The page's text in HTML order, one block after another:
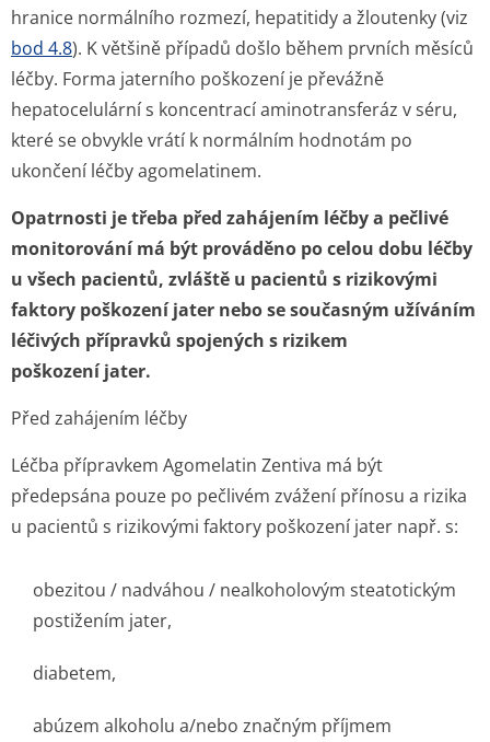
hranice normálního rozmezí, hepatitidy a žloutenky (viz
bod 4.8). K většině případů došlo během prvních měsíců
léčby. Forma jaterního poškození je převážně
hepatocelulární s koncentrací aminotransferáz v séru,
které se obvykle vrátí k normálním hodnotám po
ukončení léčby agomelatinem.
Opatrnosti je třeba před zahájením léčby a pečlivé
monitorování má být prováděno po celou dobu léčby
u všech pacientů, zvláště u pacientů s rizikovými
faktory poškození jater nebo se současným užíváním
léčivých přípravků spojených s rizikem
poškození jater.
Před zahájením léčby
Léčba přípravkem Agomelatin Zentiva má být
předepsána pouze po pečlivém zvážení přínosu a rizika
u pacientů s rizikovými faktory poškození jater např. s:
obezitou / nadváhou / nealkoholovým steatotickým
postižením jater,
diabetem,
abúzem alkoholu a/nebo značným příjmem